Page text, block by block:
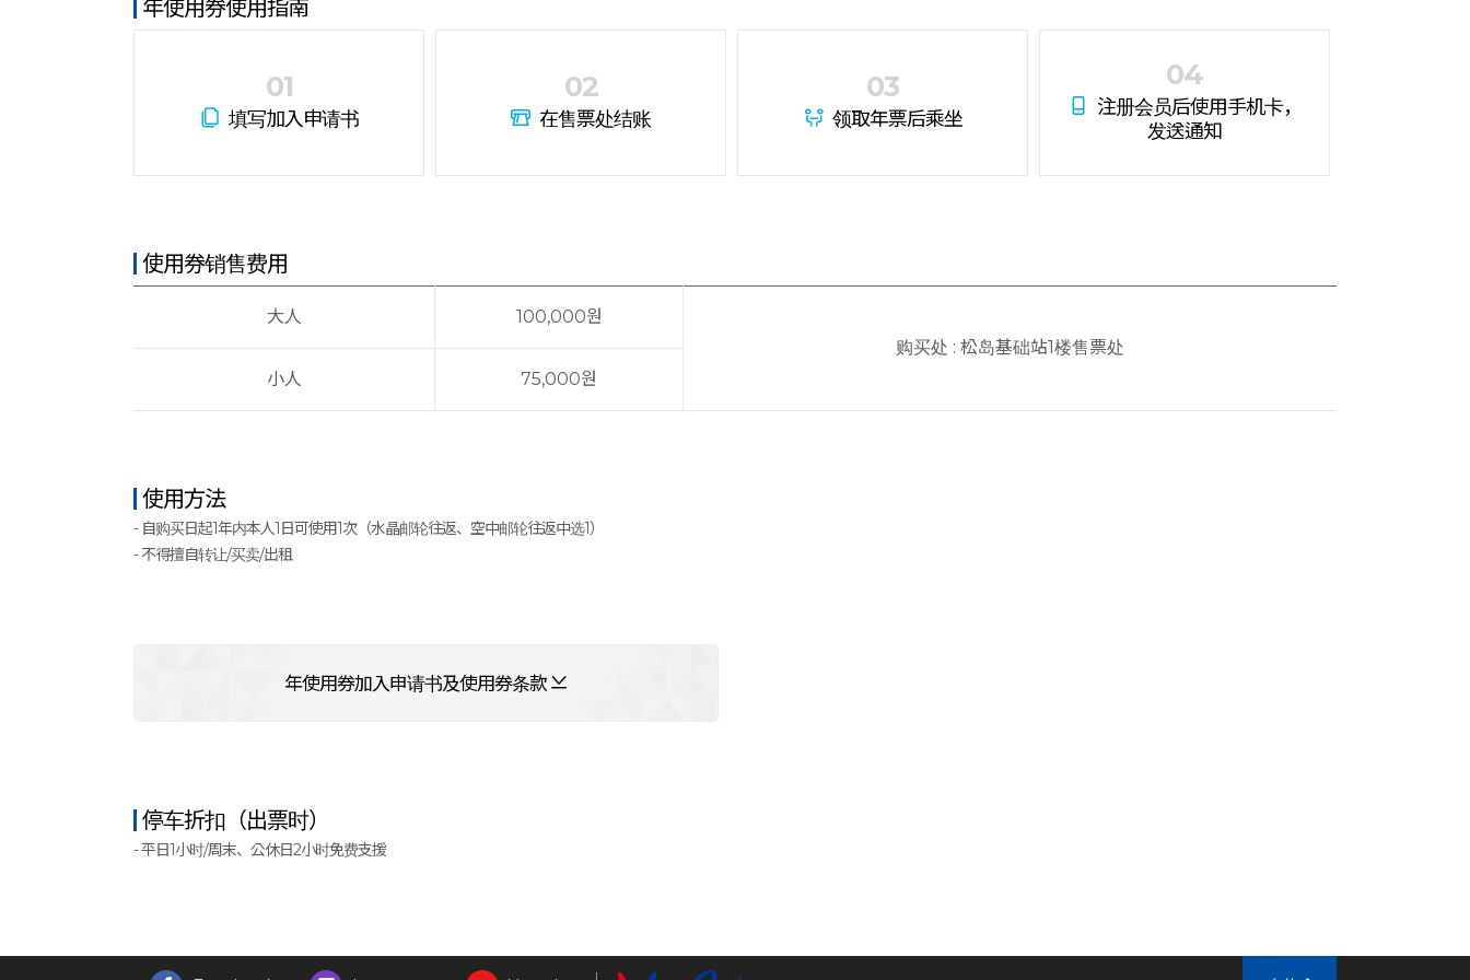
年使用券使用指南
01
填写加入申请书
02
在售票处结账
03
领取年票后乘坐
04
注册会员后使用手机卡，
发送通知
使用券销售费用
大人
100,000원
购买处 : 松岛基础站1楼售票处
小人
75,000원
使用方法
- 自购买日起1年内本人1日可使用1次（水晶邮轮往返、空中邮轮往返中选1）
- 不得擅自转让/买卖/出租
年使用券加入申请书及使用券条款
停车折扣（出票时）
- 平日1小时/周末、公休日2小时免费支援